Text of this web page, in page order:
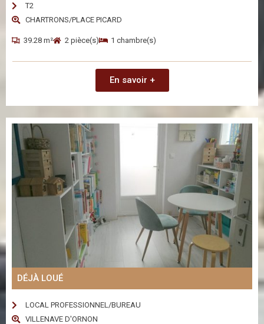
T2
CHARTRONS/PLACE PICARD
39.28 m² 2 pièce(s) 1 chambre(s)
En savoir +
DÉJÀ LOUÉ
LOCAL PROFESSIONNEL/BUREAU
VILLENAVE D'ORNON